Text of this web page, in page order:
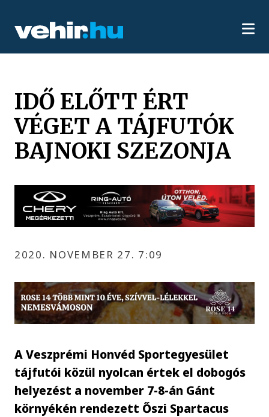
IDŐ ELŐTT ÉRT
VÉGET A TÁJFUTÓK
BAJNOKI SZEZONJA
2020. NOVEMBER 27. 7:09
A Veszprémi Honvéd Sportegyesület
tájfutói közül nyolcan értek el dobogós
helyezést a november 7-8-án Gánt
környékén rendezett Őszi Spartacus